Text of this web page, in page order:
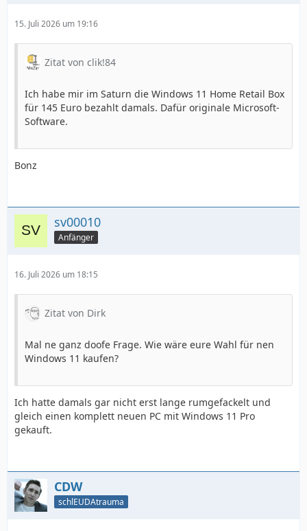
15. Juli 2026 um 19:16
Zitat von clik!84
Ich habe mir im Saturn die Windows 11 Home Retail Box
für 145 Euro bezahlt damals. Dafür originale Microsoft-
Software.
Bonz
sv00010
Anfänger
16. Juli 2026 um 18:15
Zitat von Dirk
Mal ne ganz doofe Frage. Wie wäre eure Wahl für nen
Windows 11 kaufen?
Ich hatte damals gar nicht erst lange rumgefackelt und
gleich einen komplett neuen PC mit Windows 11 Pro
gekauft.
CDW
schlEUDAtrauma